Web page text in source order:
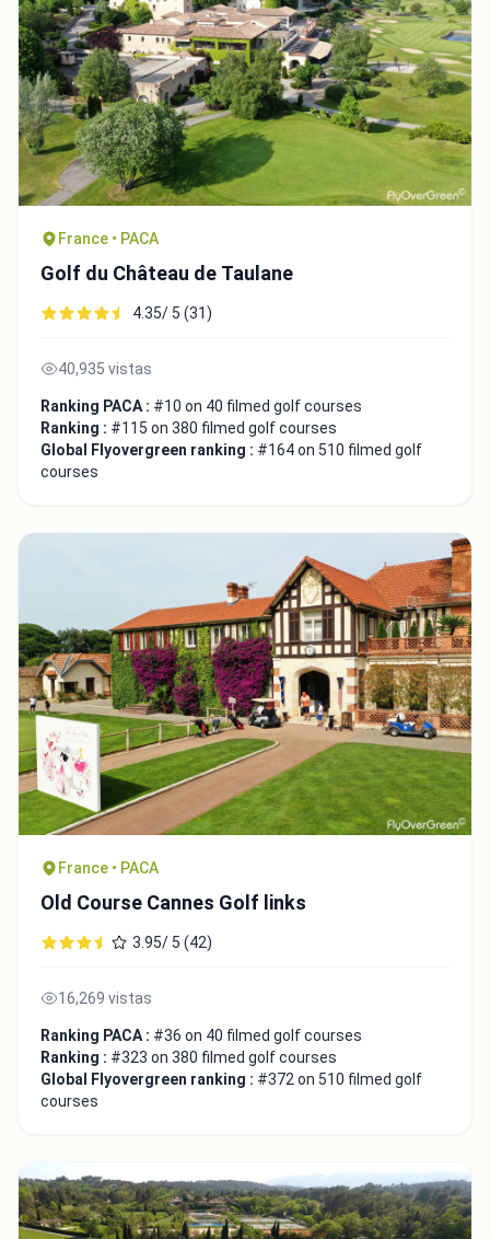
France • PACA
Golf du Château de Taulane
4.35/ 5 (31)
40,935 vistas
Ranking PACA : #10 on 40 filmed golf courses
Ranking : #115 on 380 filmed golf courses
Global Flyovergreen ranking : #164 on 510 filmed golf
courses
France • PACA
Old Course Cannes Golf links
3.95/ 5 (42)
16,269 vistas
Ranking PACA : #36 on 40 filmed golf courses
Ranking : #323 on 380 filmed golf courses
Global Flyovergreen ranking : #372 on 510 filmed golf
courses